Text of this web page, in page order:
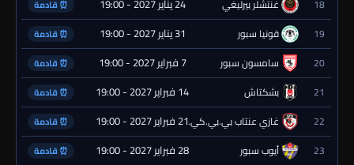
18 غنتشلر بيرليغي ⏰ قادمة
19 قونيا سبور 31 يناير 2027 - 19:00 ⏰ قادمة
20 سامسون سبور 7 فبراير 2027 - 19:00 ⏰ قادمة
21 بشكتاش 14 فبراير 2027 - 19:00 ⏰ قادمة
22 غازي عنتاب بي.بي.كي.21 فبراير 2027 - 19:00 ⏰ قادمة
23 أيوب سبور 28 فبراير 2027 - 19:00 ⏰ قادمة